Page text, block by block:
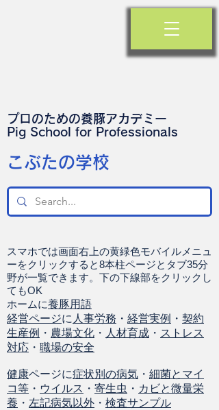
プロのための養豚アカデミー
​Pig School for Professionals
​こぶたの学校
スマホでは画面右上の黄緑色モバイルメニュ
ーをクリックすると8本柱ページとタブ35分
野が一覧できます。下の下線部をクリックし
てもOK
ホームに養豚用語
経営ページに 人事労務 ・ 経営実例 ・ 契約
生産例 ・ 農場文化 ・ 人材育成 ・ ストレス
対応 ・ 職場の安全
健康ページに症状別の病気 ・ 細菌とマイ
コ等 ・ ウイルス ・ 寄生虫 ・ カビと微量栄
養 ・ 左記病気以外 ・ 検査サンプル